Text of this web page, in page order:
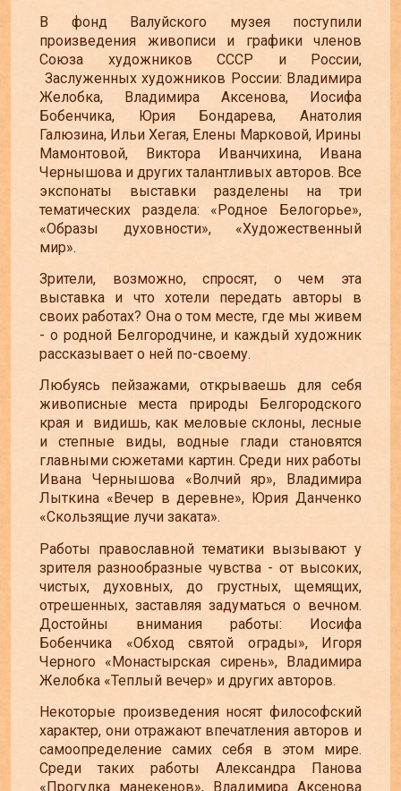
В фонд Валуйского музея поступили
произведения живописи и графики членов
Союза художников СССР и России,
Заслуженных художников России: Владимира
Желобка, Владимира Аксенова, Иосифа
Бобенчика, Юрия Бондарева, Анатолия
Галюзина, Ильи Хегая, Елены Марковой, Ирины
Мамонтовой, Виктора Иванчихина, Ивана
Чернышова и других талантливых авторов. Все
экспонаты выставки разделены на три
тематических раздела: «Родное Белогорье»,
«Образы духовности», «Художественный
мир».
Зрители, возможно, спросят, о чем эта
выставка и что хотели передать авторы в
своих работах? Она о том месте, где мы живем
- о родной Белгородчине, и каждый художник
рассказывает о ней по-своему.
Любуясь пейзажами, открываешь для себя
живописные места природы Белгородского
края и видишь, как меловые склоны, лесные
и степные виды, водные глади становятся
главными сюжетами картин. Среди них работы
Ивана Чернышова «Волчий яр», Владимира
Лыткина «Вечер в деревне», Юрия Данченко
«Скользящие лучи заката».
Работы православной тематики вызывают у
зрителя разнообразные чувства - от высоких,
чистых, духовных, до грустных, щемящих,
отрешенных, заставляя задуматься о вечном.
Достойны внимания работы: Иосифа
Бобенчика «Обход святой ограды», Игоря
Черного «Монастырская сирень», Владимира
Желобка «Теплый вечер» и других авторов.
Некоторые произведения носят философский
характер, они отражают впечатления авторов и
самоопределение самих себя в этом мире.
Среди таких работы Александра Панова
«Прогулка манекенов», Владимира Аксенова